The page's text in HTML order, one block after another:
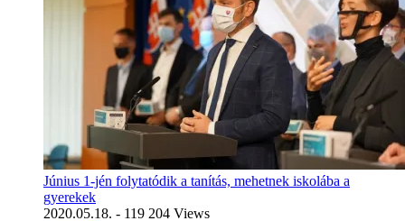
Június 1-jén folytatódik a tanítás, mehetnek iskolába a
gyerekek
2020.05.18. - 119 204 Views